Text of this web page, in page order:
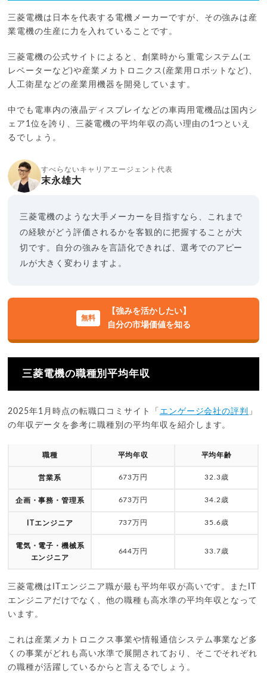
三菱電機は日本を代表する電機メーカーですが、その強みは産
業電機の生産に力を入れていることです。
三菱電機の公式サイトによると、創業時から重電システム(エ
レベーターなど)や産業メカトロニクス(産業用ロボットなど)、
人工衛星などの産業用機器を開発しています。
中でも電車内の液晶ディスプレイなどの車両用電機品は国内シ
ェア1位を誇り、三菱電機の平均年収の高い理由の1つといえ
るでしょう。
すべらないキャリアエージェント代表
末永雄大
三菱電機のような大手メーカーを目指すなら、これまで
の経験がどう評価されるかを客観的に把握することが大
切です。自分の強みを言語化できれば、選考でのアピー
ルが大きく変わりますよ。
【強みを活かしたい】
自分の市場価値を知る
三菱電機の職種別平均年収
2025年1月時点の転職口コミサイト「 エンゲージ会社の評判
」
の年収データを参考に職種別の平均年収を紹介します。
職種 平均年収 平均年齢
営業系 673万円 32.3歳
企画・事務・管理系 673万円 34.2歳
ITエンジニア 737万円 35.6歳
電気・電子・機械系
エンジニア
644万円 33.7歳
三菱電機はITエンジニア職が最も平均年収が高いです。またIT
エンジニアだけでなく、他の職種も高水準の平均年収となって
います。
これは産業メカトロニクス事業や情報通信システム事業など多
くの事業がどれも高い水準で展開されており、そこでそれぞれ
の職種が活躍しているからと言えるでしょう。